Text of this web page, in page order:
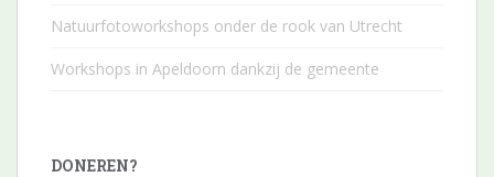
Natuurfotoworkshops onder de rook van Utrecht
Workshops in Apeldoorn dankzij de gemeente
DONEREN?